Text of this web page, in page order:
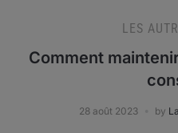
LES
Comment
28 août 2023 by